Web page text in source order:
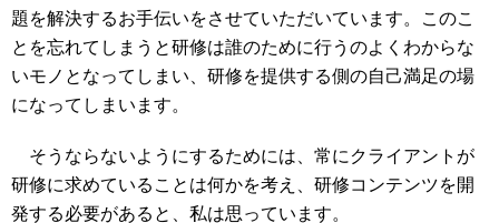
題を解決するお手伝いをさせていただいています。このこ
とを忘れてしまうと研修は誰のために行うのよくわからな
いモノとなってしまい、研修を提供する側の自己満足の場
になってしまいます。
そうならないようにするためには、常にクライアントが
研修に求めていることは何かを考え、研修コンテンツを開
発する必要があると、私は思っています。